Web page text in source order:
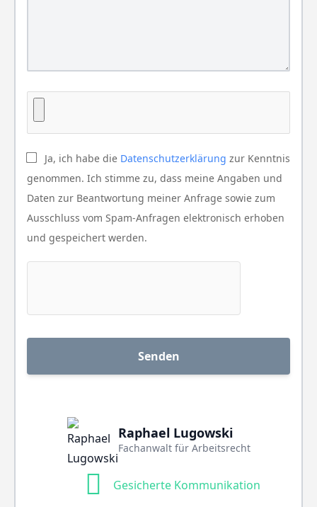
Ja, ich habe die Datenschutzerklärung zur Kenntnis
genommen. Ich stimme zu, dass meine Angaben und
Daten zur Beantwortung meiner Anfrage sowie zum
Ausschluss vom Spam-Anfragen elektronisch erhoben
und gespeichert werden.
Raphael Lugowski
Fachanwalt für Arbeitsrecht
Gesicherte Kommunikation